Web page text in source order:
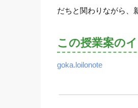
だちと関わりながら、
この授業案の
goka.loilonote